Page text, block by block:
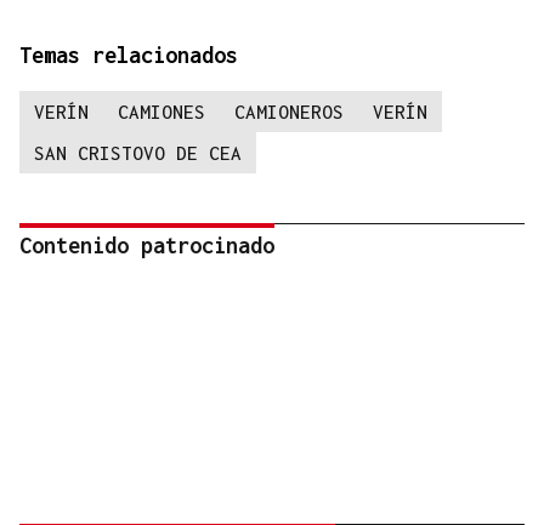
Temas relacionados
VERÍN CAMIONES CAMIONEROS
VERÍN
SAN CRISTOVO DE CEA
Contenido patrocinado